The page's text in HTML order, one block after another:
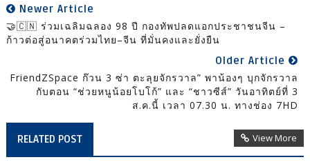
Newer Article
🤝🇨🇳 ร่วมเฉลิมฉลอง 98 ปี กองทัพปลดแอกประชาชนจีน –
ก้าวต่อสู่อนาคตร่วมไทย–จีน ที่มั่นคงและยั่งยืน
Older Article
FriendZSpace ก๊วน 3 ซ่า ตะลุยจักรวาล” พาน้องๆ บุกจักรวาล
กับตอน “ช่วยหนูน้อยโบโก้” และ “ชาวซีส์” วันอาทิตย์ที่ 3
ส.ค.นี้ เวลา 07.30 น. ทางช่อง 7HD
RELATED POST View More